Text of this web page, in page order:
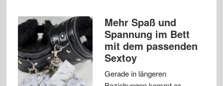
Mehr Spaß und
Spannung im Bett
mit dem passenden
Sextoy
Gerade in längeren